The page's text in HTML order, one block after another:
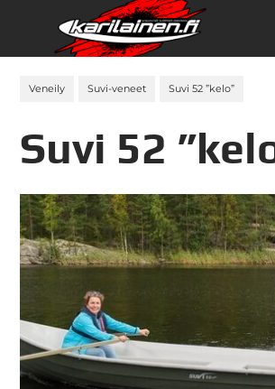
Veneily Suvi-veneet Suvi 52 ”kelo”
Suvi 52